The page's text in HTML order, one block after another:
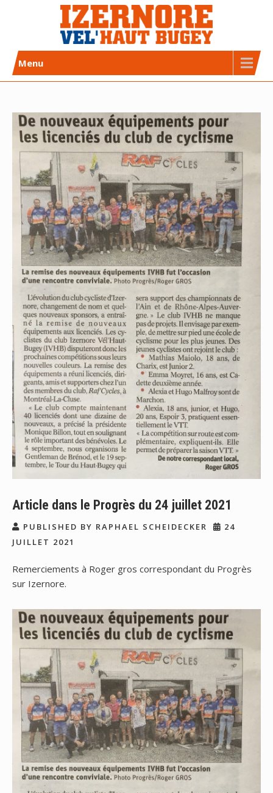
Izernore Vel’Haut Bugey
CLUB DE CYCLISME AFFILIÉ FFC
Menu
Article dans le Progrès du 24 juillet 2021
PUBLISHED BY RAPHAEL SCHEIDECKER
24
JUILLET 2021
Remerciements à Roger gros correspondant du Progrès
sur Izernore.